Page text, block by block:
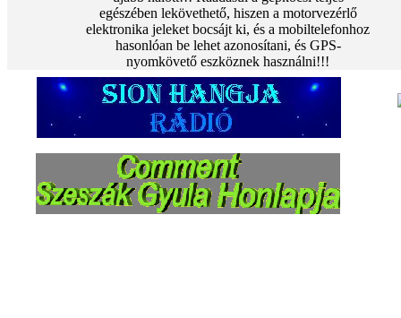
egészében lekövethető, hiszen a motorvezérlő
elektronika jeleket bocsájt ki, és a mobiltelefonhoz
hasonlóan be lehet azonosítani, és GPS-
nyomkövető eszköznek használni!!!